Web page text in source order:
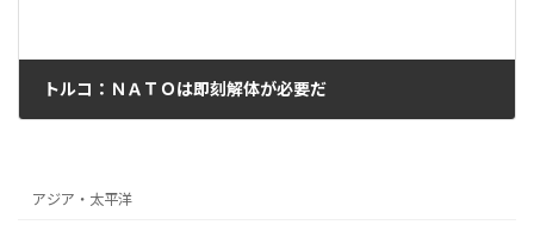
トルコ：ＮＡＴＯは即刻解体が必要だ
アジア・太平洋